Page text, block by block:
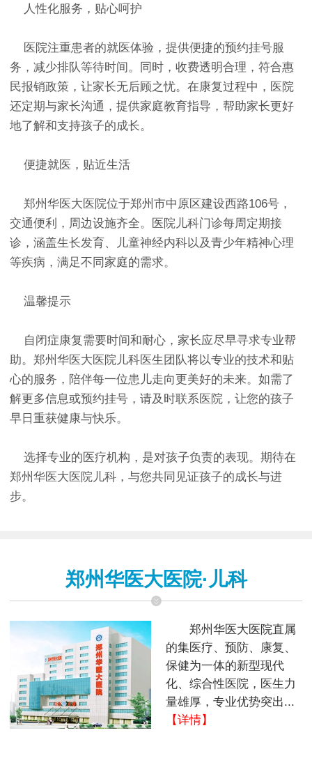
人性化服务，贴心呵护
医院注重患者的就医体验，提供便捷的预约挂号服
务，减少排队等待时间。同时，收费透明合理，符合惠
民报销政策，让家长无后顾之忧。在康复过程中，医院
还定期与家长沟通，提供家庭教育指导，帮助家长更好
地了解和支持孩子的成长。
便捷就医，贴近生活
郑州华医大医院位于郑州市中原区建设西路106号，
交通便利，周边设施齐全。医院儿科门诊每周定期接
诊，涵盖生长发育、儿童神经内科以及青少年精神心理
等疾病，满足不同家庭的需求。
温馨提示
自闭症康复需要时间和耐心，家长应尽早寻求专业帮
助。郑州华医大医院儿科医生团队将以专业的技术和贴
心的服务，陪伴每一位患儿走向更美好的未来。如需了
解更多信息或预约挂号，请及时联系医院，让您的孩子
早日重获健康与快乐。
选择专业的医疗机构，是对孩子负责的表现。期待在
郑州华医大医院儿科，与您共同见证孩子的成长与进
步。
郑州华医大医院·儿科
郑州华医大医院直属
的集医疗、预防、康复、
保健为一体的新型现代
化、综合性医院，医生力
量雄厚，专业优势突出...
【详情】